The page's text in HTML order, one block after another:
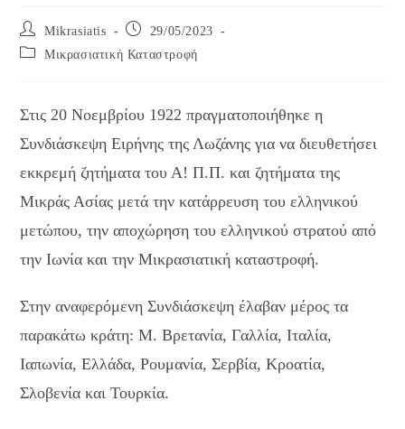
Post
author:
Mikrasiatis
Post
29/05/2023
Post Μικρασιατική Καταστροφή
Στις 20 Νοεμβρίου 1922 πραγματοποιήθηκε η
Συνδιάσκεψη Ειρήνης της Λωζάνης για να διευθετήσει
εκκρεμή ζητήματα του Α! Π.Π. και ζητήματα της
Μικράς Ασίας μετά την κατάρρευση του ελληνικού
μετώπου, την αποχώρηση του ελληνικού στρατού από
την Ιωνία και την Μικρασιατική καταστροφή.
Στην αναφερόμενη Συνδιάσκεψη έλαβαν μέρος τα
παρακάτω κράτη: Μ. Βρετανία, Γαλλία, Ιταλία,
Ιαπωνία, Ελλάδα, Ρουμανία, Σερβία, Κροατία,
Σλοβενία και Τουρκία.